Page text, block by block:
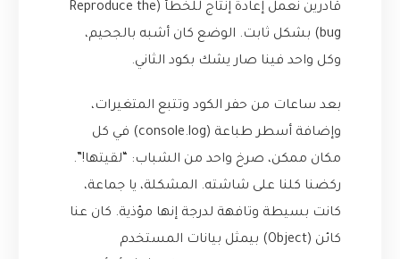
قادرين نعمل إعادة إنتاج للخطأ (Reproduce the
bug) بشكل ثابت. الوضع كان أشبه بالجحيم،
وكل واحد فينا صار يشك بكود الثاني.
بعد ساعات من حفر الكود وتتبع المتغيرات،
وإضافة أسطر طباعة (console.log) في كل
مكان ممكن، صرخ واحد من الشباب: “لقيتها!”.
ركضنا كلنا على شاشته. المشكلة، يا جماعة،
كانت بسيطة وتافهة لدرجة إنها مؤذية. كان عنا
كائن (Object) بيمثل بيانات المستخدم